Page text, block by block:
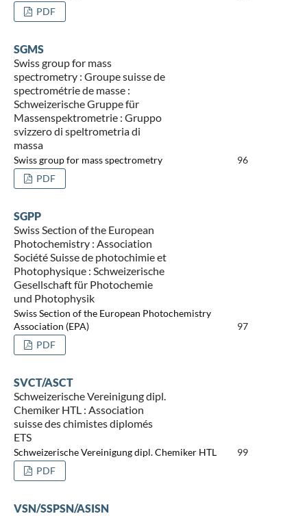
PDF
SGMS
Swiss group for mass
spectrometry : Groupe suisse de
spectrométrie de masse :
Schweizerische Gruppe für
Massenspektrometrie : Gruppo
svizzero di speltrometria di
massa
Swiss group for mass spectrometry
96
PDF
SGPP
Swiss Section of the European
Photochemistry : Association
Société Suisse de photochimie et
Photophysique : Schweizerische
Gesellschaft für Photochemie
und Photophysik
Swiss Section of the European Photochemistry
Association (EPA)
97
PDF
SVCT/ASCT
Schweizerische Vereinigung dipl.
Chemiker HTL : Association
suisse des chimistes diplomés
ETS
Schweizerische Vereinigung dipl. Chemiker HTL
99
PDF
VSN/SSPSN/ASISN